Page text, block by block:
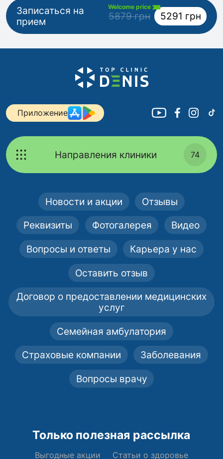
Записаться на
прием
Welcome price
5879 грн 5291 грн
Приложение
Направления клиники 74
Новости и акции Отзывы
Реквизиты Фотогалерея Видео
Вопросы и ответы Карьера у нас
Оставить отзыв
Договор о предоставлении медицинских
услуг
Семейная амбулатория
Страховые компании Заболевания
Вопросы врачу
Только полезная рассылка
Выгодные акции Статьи о здоровье